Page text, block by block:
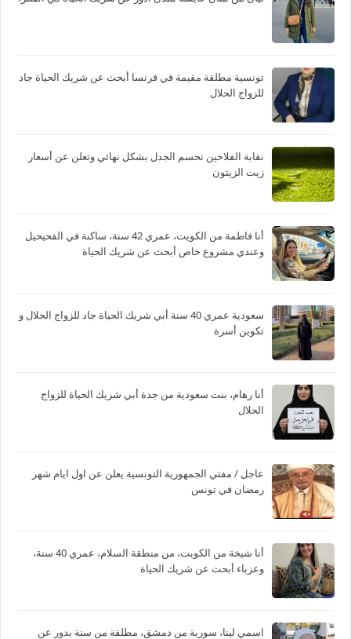
تونسية مطلقة مقيمة في فرنسا أبحث عن شريك الحياة جاد
للزواج الحلال
نقابة الفلاحين تحسم الجدل بشكل نهائي وتعلن عن أسعار
زيت الزيتون
أنا فاطمة من الكويت، عمري 42 سنة، ساكنة في الفحيحيل
وعندي مشروع خاص أبحث عن شريك الحياة
سعودية عمري 40 سنة أبي شريك الحياة جاد للزواج الحلال و
تكوين أسرة
أنا رهام، بنت سعودية من جدة أبي شريك الحياة للزواج
الحلال
عاجل / مفتي الجمهورية التونسية يعلن عن اول ايام شهر
رمضان في تونس
أنا شيخة من الكويت، من منطقة السلام، عمري 40 سنة،
وعزباء أبحث عن شريك الحياة
اسمي لينا، سورية من دمشق، مطلقة من سنة بدور عن